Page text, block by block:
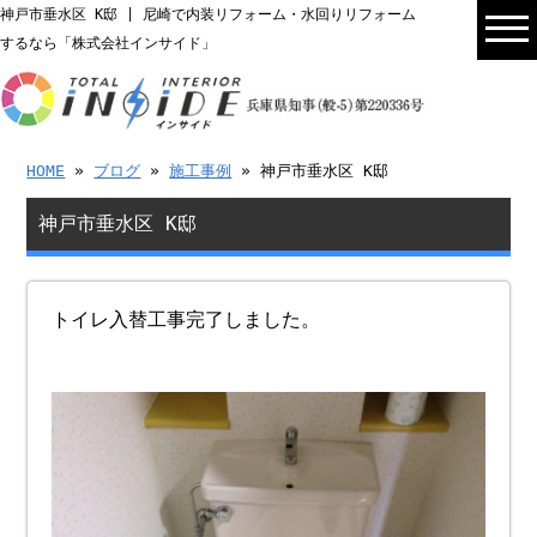
神戸市垂水区 K邸 | 尼崎で内装リフォーム・水回りリフォーム
するなら「株式会社インサイド」
HOME » ブログ »施工事例 » 神戸市垂水区 K邸
神戸市垂水区 K邸
トイレ入替工事完了しました。